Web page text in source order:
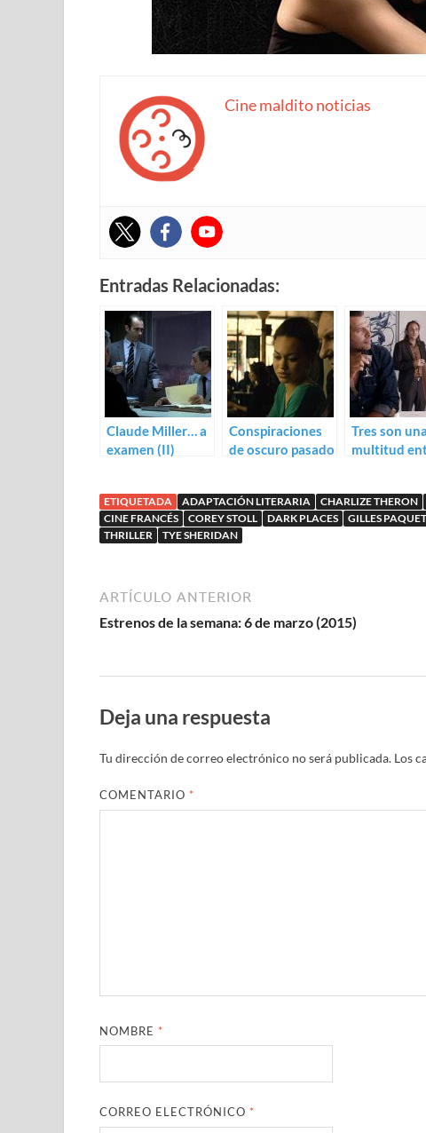
Cine maldito noticias
Entradas Relacionadas:
Claude Miller… a
examen (II)
Conspiraciones
de oscuro pasado
anges
Tres son una
multitud
ETIQUETADA ADAPTACIÓN LITERARIA CHARLIZE THERON
CINE FRANCÉS
COREY STOLL DARK PLACES GILLES
THRILLER
TYE SHERIDAN
ARTÍCULO ANTERIOR
Estrenos de la semana: 6 de marzo (2015)
Deja una respuesta
Tu dirección de correo electrónico no será publicada. Los
COMENTARIO *
NOMBRE *
CORREO ELECTRÓNICO *